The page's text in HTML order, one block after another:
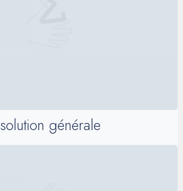
solution générale